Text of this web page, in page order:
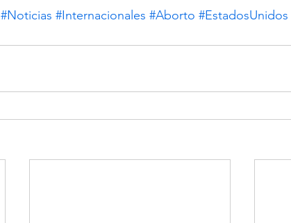
#Noticias #Internacionales #Aborto #EstadosUnidos